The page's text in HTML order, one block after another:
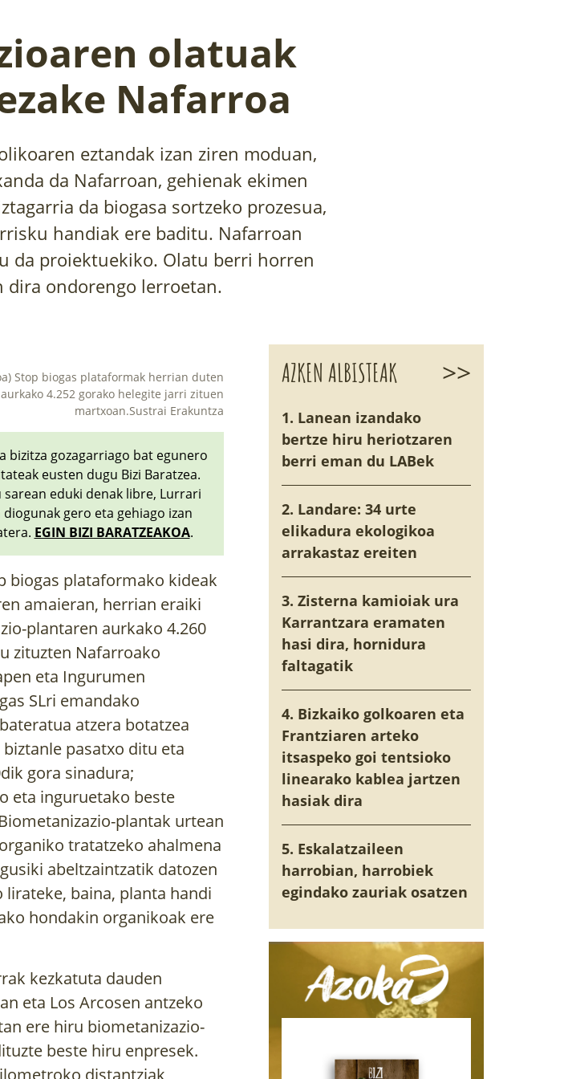
olatuak
Nafarroa
eztandak izan ziren moduan,
da Nafarroan, gehienak ekimen
da biogasa sortzeko prozesua,
handiak ere baditu. Nafarroan
da proiektuekiko. Olatu berri horren
dira ondorengo lerroetan.
Stop biogas plataformak herrian duten
4.252 gorako helegite jarri zituen
martxoan.Sustrai Erakuntza
bizitza gozagarriago bat egunero
eusten dugu Bizi Baratzea.
eduki denak libre, Lurrari
gero eta gehiago izan
EGIN BIZI BARATZEAKOA.
biogas plataformako kideak
amaieran, herrian eraiki
plantaren aurkako 4.260
zituzten Nafarroako
eta Ingurumen
SLri emandako
atzera botatzea
pasatxo ditu eta
gora sinadura;
eta inguruetako beste
plantak urtean
tratatzeko ahalmena
abeltzaintzatik datozen
baina, planta handi
hondakin organikoak ere
kezkatuta dauden
eta Los Arcosen antzeko
ere hiru biometanizazio-
beste hiru enpresek.
distantziak
AZKEN ALBISTEAK >>
1. Lanean izandako
bertze hiru heriotzaren
berri eman du LABek
2. Landare: 34 urte
elikadura ekologikoa
arrakastaz ereiten
3. Zisterna kamioiak ura
Karrantzara eramaten
hasi dira, hornidura
faltagatik
4. Bizkaiko golkoaren eta
Frantziaren arteko
itsaspeko goi tentsioko
linearako kablea jartzen
hasiak dira
5. Eskalatzaileen
harrobian, harrobiek
egindako zauriak osatzen